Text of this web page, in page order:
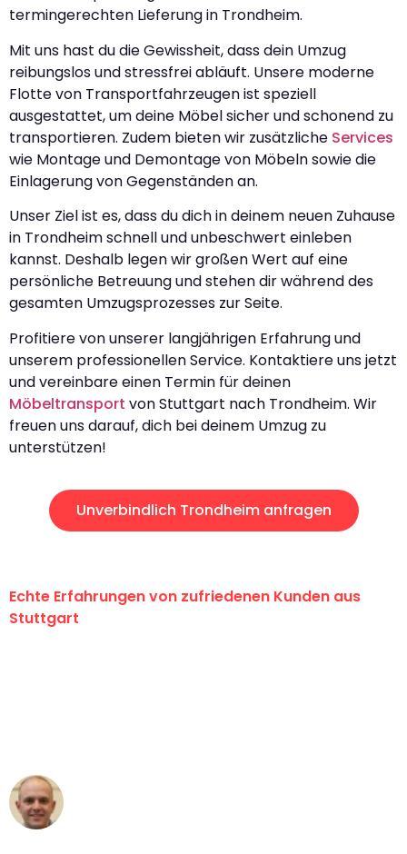
termingerechten Lieferung in Trondheim.
Mit uns hast du die Gewissheit, dass dein Umzug
reibungslos und stressfrei abläuft. Unsere moderne
Flotte von Transportfahrzeugen ist speziell
ausgestattet, um deine Möbel sicher und schonend zu
transportieren. Zudem bieten wir zusätzliche Services
wie Montage und Demontage von Möbeln sowie die
Einlagerung von Gegenständen an.
Unser Ziel ist es, dass du dich in deinem neuen Zuhause
in Trondheim schnell und unbeschwert einleben
kannst. Deshalb legen wir großen Wert auf eine
persönliche Betreuung und stehen dir während des
gesamten Umzugsprozesses zur Seite.
Profitiere von unserer langjährigen Erfahrung und
unserem professionellen Service. Kontaktiere uns jetzt
und vereinbare einen Termin für deinen
Möbeltransport von Stuttgart nach Trondheim. Wir
freuen uns darauf, dich bei deinem Umzug zu
unterstützen!
Unverbindlich Trondheim anfragen
Echte Erfahrungen von zufriedenen Kunden aus
Stuttgart